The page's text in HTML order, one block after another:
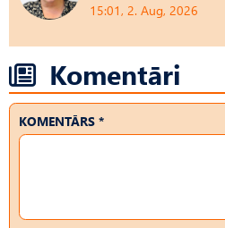
15:01, 2. Aug, 2026
Komentāri
KOMENTĀRS *